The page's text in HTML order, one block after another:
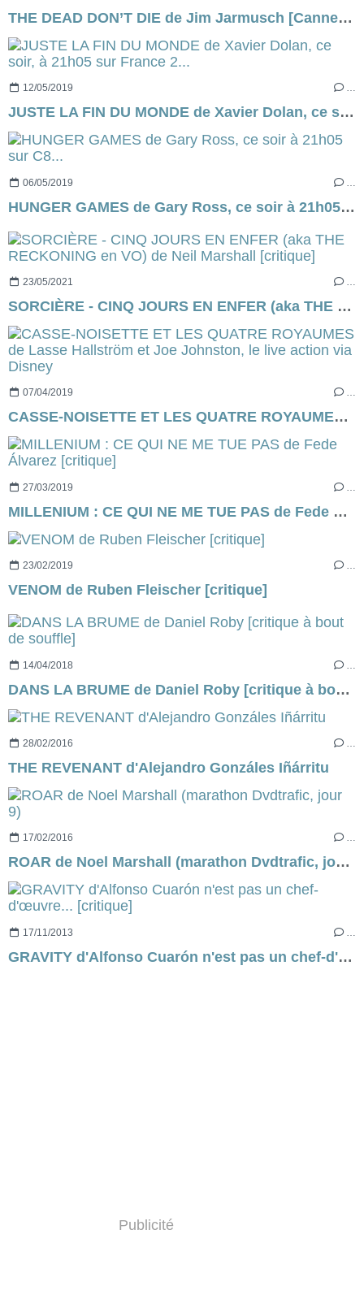
THE DEAD DON’T DIE de Jim Jarmusch [Cannes Express]
12/05/2019 …
JUSTE LA FIN DU MONDE de Xavier Dolan, ce soir, à 21h05 sur France 2...
06/05/2019
HUNGER GAMES de Gary Ross, ce soir à 21h05 sur C8...
23/05/2021 …
SORCIÈRE - CINQ JOURS EN ENFER (aka THE RECKONING en VO) de Neil Marshall [critique]
07/04/2019 …
CASSE-NOISETTE ET LES QUATRE ROYAUMES de Lasse Hallström et Joe Johnston, le live action via Disney
27/03/2019 …
MILLENIUM : CE QUI NE ME TUE PAS de Fede Álvarez [critique]
23/02/2019 …
VENOM de Ruben Fleischer [critique]
14/04/2018
DANS LA BRUME de Daniel Roby [critique à bout de souffle]
28/02/2016 …
THE REVENANT d'Alejandro Gonzáles Iñárritu
17/02/2016 …
ROAR de Noel Marshall (marathon Dvdtrafic, jour 9)
17/11/2013
GRAVITY d'Alfonso Cuarón n'est pas un chef-d'œuvre... [critique]
Publicité